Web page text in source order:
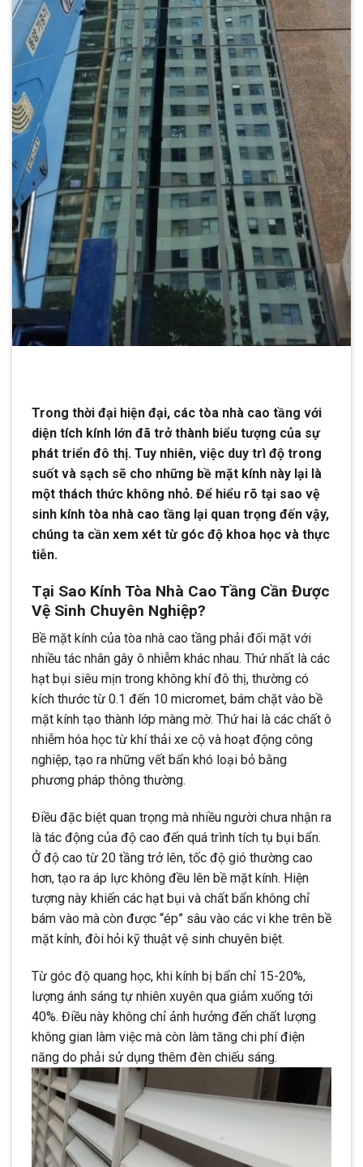
Trong thời đại hiện đại, các tòa nhà cao tầng với
diện tích kính lớn đã trở thành biểu tượng của sự
phát triển đô thị. Tuy nhiên, việc duy trì độ trong
suốt và sạch sẽ cho những bề mặt kính này lại là
một thách thức không nhỏ. Để hiểu rõ tại sao vệ
sinh kính tòa nhà cao tầng lại quan trọng đến vậy,
chúng ta cần xem xét từ góc độ khoa học và thực
tiễn.
Tại Sao Kính Tòa Nhà Cao Tầng Cần Được
Vệ Sinh Chuyên Nghiệp?
Bề mặt kính của tòa nhà cao tầng phải đối mặt với
nhiều tác nhân gây ô nhiễm khác nhau. Thứ nhất là các
hạt bụi siêu mịn trong không khí đô thị, thường có
kích thước từ 0.1 đến 10 micromet, bám chặt vào bề
mặt kính tạo thành lớp màng mờ. Thứ hai là các chất ô
nhiễm hóa học từ khí thải xe cộ và hoạt động công
nghiệp, tạo ra những vết bẩn khó loại bỏ bằng
phương pháp thông thường.
Điều đặc biệt quan trọng mà nhiều người chưa nhận ra
là tác động của độ cao đến quá trình tích tụ bụi bẩn.
Ở độ cao từ 20 tầng trở lên, tốc độ gió thường cao
hơn, tạo ra áp lực không đều lên bề mặt kính. Hiện
tượng này khiến các hạt bụi và chất bẩn không chỉ
bám vào mà còn được “ép” sâu vào các vi khe trên bề
mặt kính, đòi hỏi kỹ thuật vệ sinh chuyên biệt.
Từ góc độ quang học, khi kính bị bẩn chỉ 15-20%,
lượng ánh sáng tự nhiên xuyên qua giảm xuống tới
40%. Điều này không chỉ ảnh hưởng đến chất lượng
không gian làm việc mà còn làm tăng chi phí điện
năng do phải sử dụng thêm đèn chiếu sáng.